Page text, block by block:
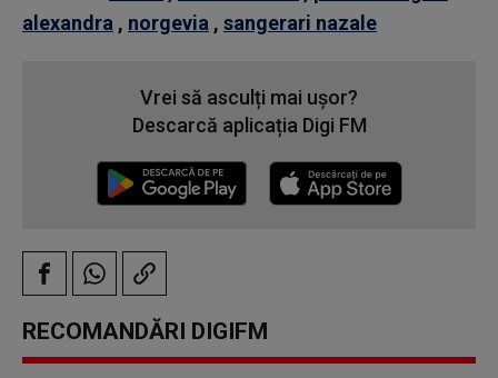
alexandra , norgevia , sangerari nazale
Vrei să asculți mai ușor?
Descarcă aplicația Digi FM
RECOMANDĂRI DIGIFM